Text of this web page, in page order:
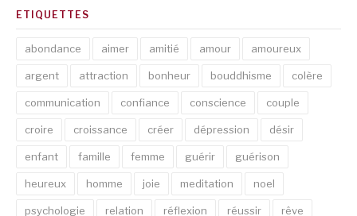
ETIQUETTES
abondance aimer amitié amour amoureux
argent attraction bonheur bouddhisme colère
communication confiance conscience couple
croire croissance créer dépression désir
enfant famille femme guérir guérison
heureux homme joie meditation noel
psychologie relation réflexion réussir rêve